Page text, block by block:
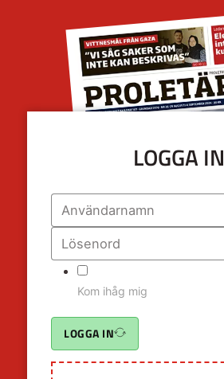
LOGGA IN
Kom ihåg mig
LOGGA IN